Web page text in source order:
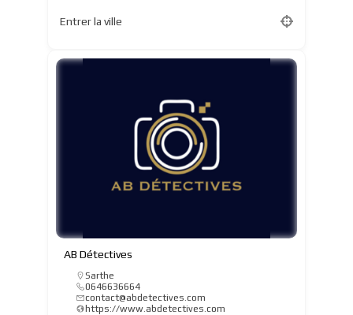
Entrer la ville
AB Détectives
Sarthe
0646636664
contact@abdetectives.com
https://www.abdetectives.com